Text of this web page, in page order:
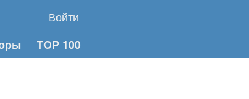
Войти
TOP 100